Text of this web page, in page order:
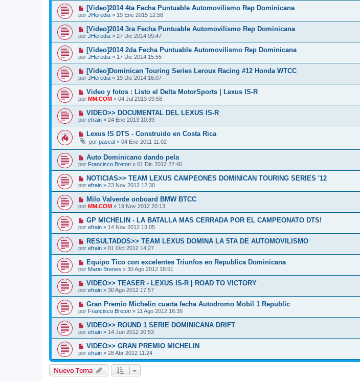
[Video]2014 4ta Fecha Puntuable Automovilismo Rep Dominicana
por JHeredia » 19 Ene 2015 12:58
[Video]2014 3ra Fecha Puntuable Automovilismo Rep Dominicana
por JHeredia » 27 Dic 2014 09:47
[Video]2014 2da Fecha Puntuable Automovilismo Rep Dominicana
por JHeredia » 17 Dic 2014 15:55
[Video]Dominican Touring Series Leroux Racing #12 Honda WTCC
por JHeredia » 19 Dic 2014 16:07
Video y fotos : Listo el Delta MotorSports | Lexus IS-R
por MM.COM » 04 Jul 2013 09:58
VIDEO>> DOCUMENTAL DEL LEXUS IS-R
por efrain » 24 Ene 2013 10:39
Lexus IS DTS - Construido en Costa Rica
por pascal » 04 Ene 2011 11:02
Auto Dominicano dando pela
por Francisco Breton » 01 Dic 2012 22:46
NOTICIAS>> TEAM LEXUS CAMPEONES DOMINICAN TOURING SERIES '12
por efrain » 23 Nov 2012 12:30
Milo Valverde onboard BMW BTCC
por MM.COM » 19 Nov 2012 20:13
GP MICHELIN - LA BATALLA MAS CERRADA POR EL CAMPEONATO DTS!
por efrain » 14 Nov 2012 13:05
RESULTADOS>> TEAM LEXUS DOMINA LA 5TA DE AUTOMOVILISMO
por efrain » 01 Oct 2012 14:27
Equipo Tico con excelentes Triunfos en Republica Dominicana
por Mario Brenes » 30 Ago 2012 18:51
VIDEO>> TEASER - LEXUS IS-R | ROAD TO VICTORY
por efrain » 30 Ago 2012 17:57
Gran Premio Michelin cuarta fecha Autodromo Mobil 1 Republic
por Francisco Breton » 11 Ago 2012 16:36
VIDEO>> ROUND 1 SERIE DOMINICANA DRIFT
por efrain » 14 Jun 2012 20:53
VIDEO>> GRAN PREMIO MICHELIN
por efrain » 28 Abr 2012 11:24
Nuevo Tema